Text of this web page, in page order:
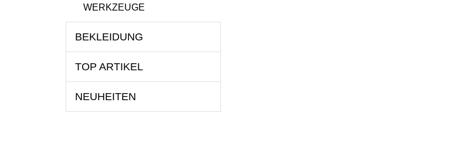
WERKZEUGE
BEKLEIDUNG
TOP ARTIKEL
NEUHEITEN